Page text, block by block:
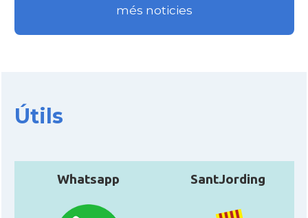
més noticies
Útils
Whatsapp SantJording